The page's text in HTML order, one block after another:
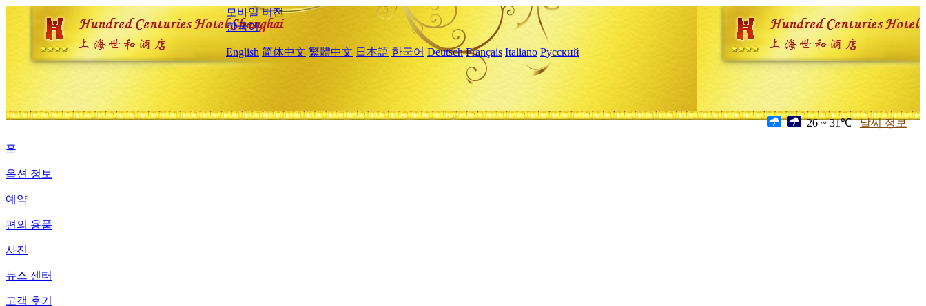
모바일 버전
한국어
English 简体中文 繁體中文 日本語 한국어 Deutsch Français Italiano Русский
26 ~ 31℃ 날씨 정보
홈
옵션 정보
예약
편의 용품
사진
뉴스 센터
고객 후기